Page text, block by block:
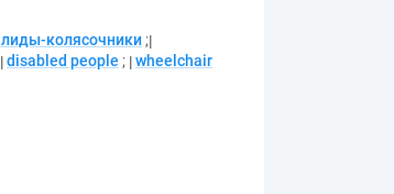
колясочники ;
disabled people ; wheelchair